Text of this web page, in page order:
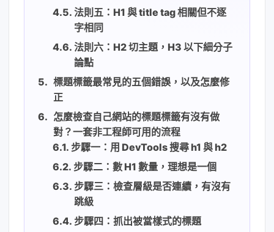
法則五：H1 與 title tag 相關但不逐
字相同
法則六：H2 切主題，H3 以下細分子
論點
標題標籤最常見的五個錯誤，以及怎麼修
正
怎麼檢查自己網站的標題標籤有沒有做
對？一套非工程師可用的流程
步驟一：用 DevTools 搜尋 h1 與 h2
步驟二：數 H1 數量，理想是一個
步驟三：檢查層級是否連續，有沒有
跳級
步驟四：抓出被當樣式的標題